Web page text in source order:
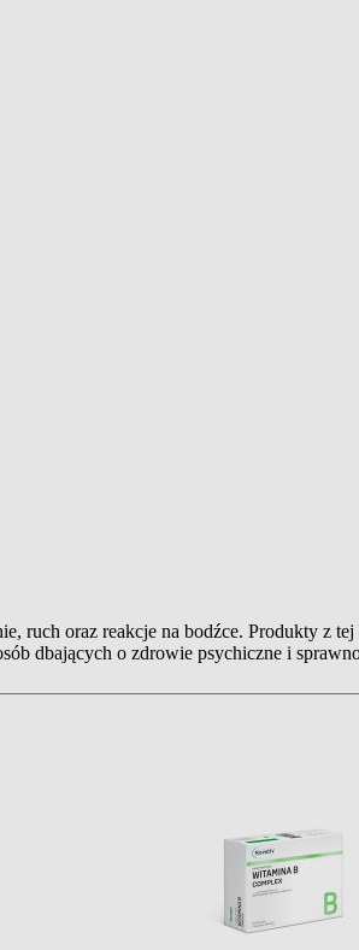
ruch oraz reakcje na bodźce. Produkty z
dbających o zdrowie psychiczne i